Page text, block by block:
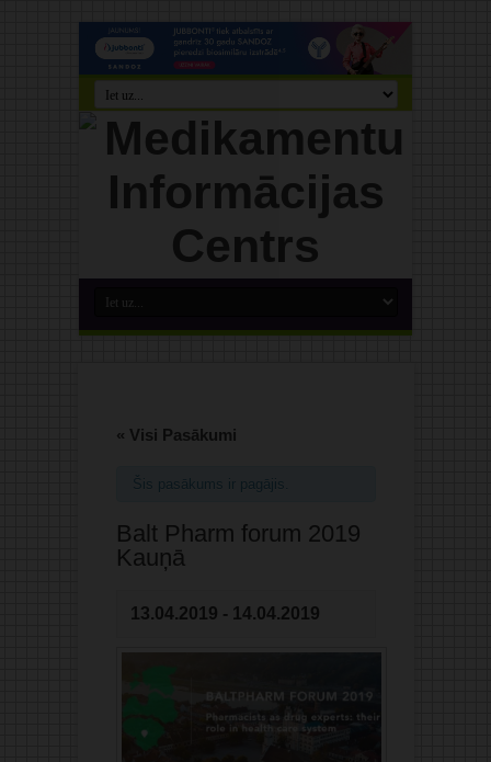
« Visi Pasākumi
Šis pasākums ir pagājis.
Balt Pharm forum 2019
Kauņā
13.04.2019 - 14.04.2019